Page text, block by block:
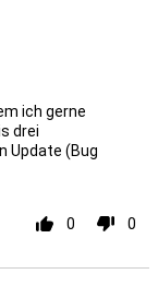
ich gerne
drei
Update (Bug
0 0